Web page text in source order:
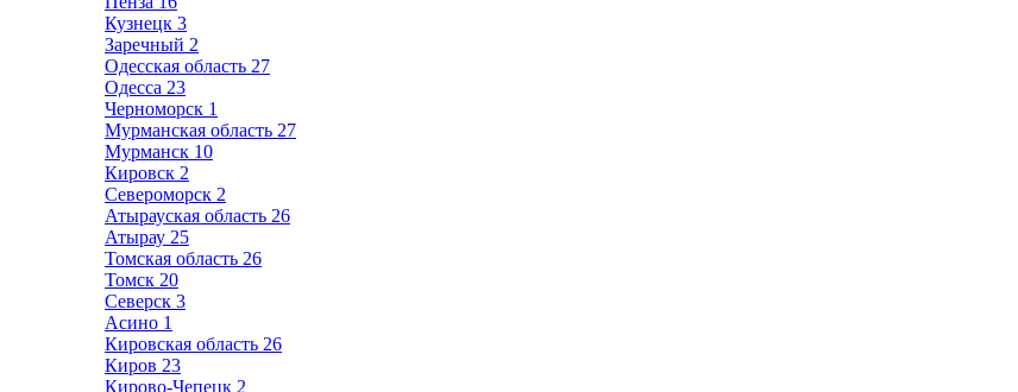
Кузнецк 3
Заречный 2
Одесская область 27
Одесса 23
Черноморск 1
Мурманская область 27
Мурманск 10
Кировск 2
Североморск 2
Атырауская область 26
Атырау 25
Томская область 26
Томск 20
Северск 3
Асино 1
Кировская область 26
Киров 23
Кирово-Чепецк 2